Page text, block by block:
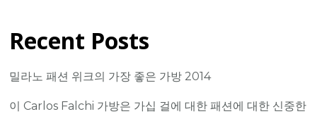
Recent Posts
밀라노 패션 위크의 가장 좋은 가방 2014
이 Carlos Falchi 가방은 가십 걸에 대한 패션에 대한 신중한